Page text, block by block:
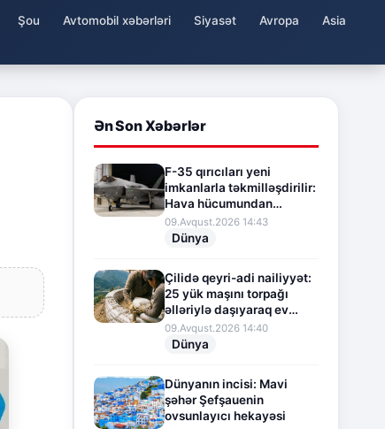
Şou Avtomobil xəbərləri Siyasət Avropa
Asia
Ən Son Xəbərlər
F-35 qırıcıları yeni
imkanlarla təkmilləşdirilir:
Hava hücumundan
müdafiə sistemi
gücləndirilir
09.Avqust.2026 14:43
Dünya
Çilidə qeyri-adi nailiyyət:
25 yük maşını torpağı
əlləriylə daşıyaraq ev
tikdilər
09.Avqust.2026 14:40
Dünya
Dünyanın incisi: Mavi
şəhər Şefşauenin
ovsunlayıcı hekayəsi